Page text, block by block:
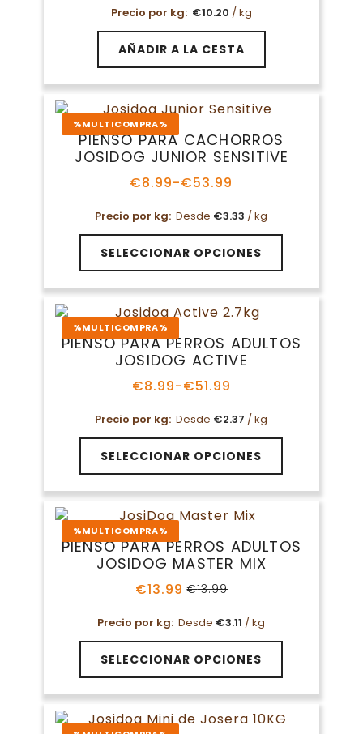
Precio por kg: €10.20 / kg
AÑADIR A LA CESTA
%MULTICOMPRA%
PIENSO PARA CACHORROS
JOSIDOG JUNIOR SENSITIVE
€8.99-€53.99
Rango
precios:
desde
€8.99
hasta
Precio por kg: Desde €3.33 / kg
SELECCIONAR OPCIONES
Este
producto
tiene
múltiples
variantes.
Las
opciones
pueden
en
la
página
de
producto
%MULTICOMPRA%
PIENSO PARA PERROS ADULTOS
JOSIDOG ACTIVE
€8.99-€51.99
Rango
precios:
desde
€8.99
hasta
Precio por kg: Desde €2.37 / kg
SELECCIONAR OPCIONES
Este
producto
tiene
múltiples
variantes.
Las
opciones
la
página
de
producto
%MULTICOMPRA%
PIENSO PARA PERROS ADULTOS
JOSIDOG MASTER MIX
€13.99
El
original
era:
€13.99.
€13.99El
actual
es:
€13.99.
Precio por kg: Desde €3.11 / kg
SELECCIONAR OPCIONES
Este
producto
tiene
múltiples
variantes.